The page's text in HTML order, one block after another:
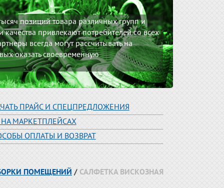
позиций товара различных групп и
привлекают потребителей со всех
всегда могут рассчитывать на
оказать своевременную
ПРАЙС И СПЕЦПРЕДЛОЖЕНИЯ
МАРКЕТПЛЕЙСАХ
ОПЛАТЫ И ВОЗВРАТ
ПОМЕЩЕНИЙ / САЛФЕТКА ВИСКОЗНАЯ